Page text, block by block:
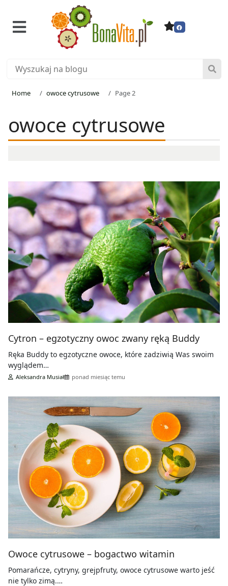
Home owoce cytrusowe Page 2
owoce cytrusowe
Cytron – egzotyczny owoc zwany ręką Buddy
Ręka Buddy to egzotyczne owoce, które zadziwią Was swoim
wyglądem…
Aleksandra Musiał ponad miesiąc temu
Owoce cytrusowe – bogactwo witamin
Pomarańcze, cytryny, grejpfruty, owoce cytrusowe warto jeść
nie tylko zimą.…